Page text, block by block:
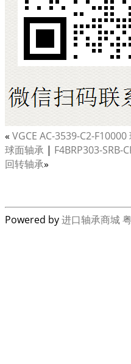
« VGCE AC-3539-C2-
球面轴承 | F4BRP303-SRB-
回转轴承»
Powered by进口轴承商城